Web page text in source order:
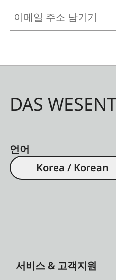
DAS
언어
Korea / Korean
서비스 & 고객지원